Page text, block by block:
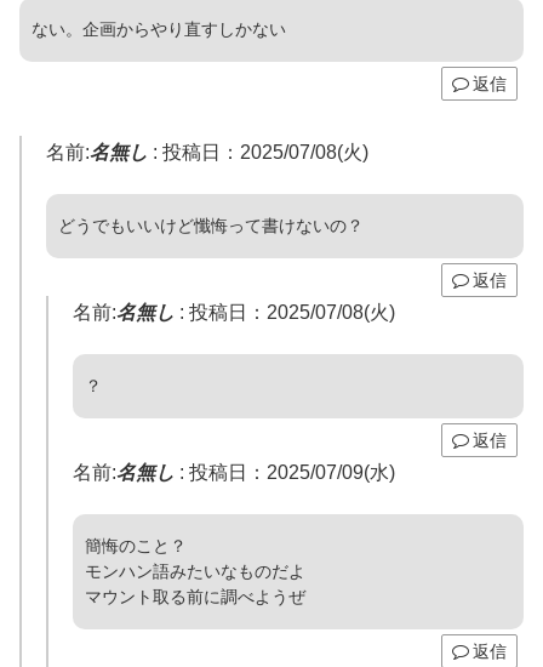
ない。企画からやり直すしかない
返信
名前:名無し : 投稿日：2025/07/08(火)
どうでもいいけど懺悔って書けないの？
返信
名前:名無し : 投稿日：2025/07/08(火)
？
返信
名前:名無し : 投稿日：2025/07/09(水)
簡悔のこと？
モンハン語みたいなものだよ
マウント取る前に調べようぜ
返信